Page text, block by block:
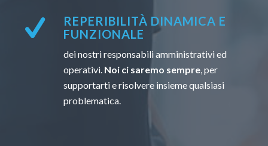
REPERIBILITÀ DINAMICA E
FUNZIONALE
dei nostri responsabili amministrativi ed
operativi. Noi ci saremo sempre, per
supportarti e risolvere insieme qualsiasi
problematica.